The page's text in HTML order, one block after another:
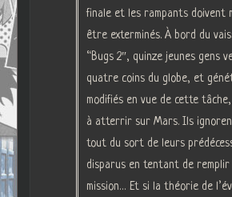
finale et les rampants doivent
être exterminés. À bord du
“Bugs 2″, quinze jeunes gens
quatre coins du globe, et
modifiés en vue de cette
à atterrir sur Mars. Ils
tout du sort de leurs
disparus en tentant de remplir
mission… Et si la théorie de